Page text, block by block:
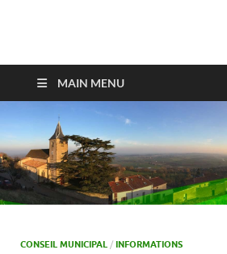
Amance
MAIN MENU
CONSEIL MUNICIPAL / INFORMATIONS